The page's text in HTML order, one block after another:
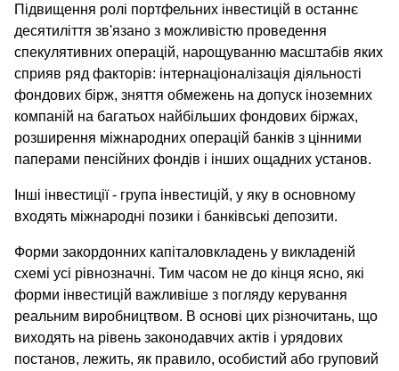
Підвищення ролі портфельних інвестицій в останнє
десятиліття зв'язано з можливістю проведення
спекулятивних операцій, нарощуванню масштабів яких
сприяв ряд факторів: інтернаціоналізація діяльності
фондових бірж, зняття обмежень на допуск іноземних
компаній на багатьох найбільших фондових біржах,
розширення міжнародних операцій банків з цінними
паперами пенсійних фондів і інших ощадних установ.
Інші інвестиції - група інвестицій, у яку в основному
входять міжнародні позики і банківські депозити.
Форми закордонних капіталовкладень у викладеній
схемі усі рівнозначні. Тим часом не до кінця ясно, які
форми інвестицій важливіше з погляду керування
реальним виробництвом. В основі цих різночитань, що
виходять на рівень законодавчих актів і урядових
постанов, лежить, як правило, особистий або груповий